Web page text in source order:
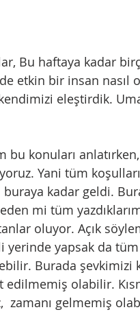
Bu haftaya kadar
etkin bir insan nasıl
eleştirdik.
Yani tüm
kadar geldi.
mi tüm
oluyor. Açık
yerinde yapsak da
Burada şevkimizi
edilmemiş olabilir.
zamanı gelmemiş